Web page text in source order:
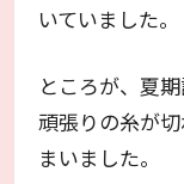
いていました。
ところが、夏
頑張りの糸が
まいました。